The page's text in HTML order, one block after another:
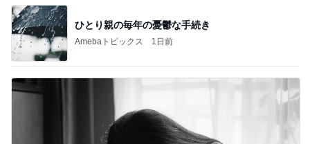
水虫と診断され3歳息子への心配